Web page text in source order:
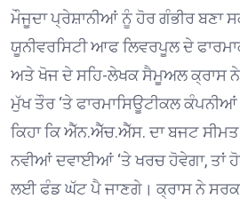
ਮੌਜੂਦਾ ਪ੍ਰੇਸ਼ਾਨੀਆਂ ਨੂੰ ਹੋਰ ਗੰਭੀਰ ਬਣਾ
ਯੂਨੀਵਰਸਿਟੀ ਆਫ ਲਿਵਰਪੂਲ ਦੇ
ਅਤੇ ਖੋਜ ਦੇ ਸਹਿ-ਲੇਖਕ ਸੈਮੂਅਲ ਕ੍ਰਾਸ ਨੇ
ਮੁੱਖ ਤੌਰ ‘ਤੇ ਫਾਰਮਾਸਿਊਟੀਕਲ
ਕਿਹਾ ਕਿ ਐੱਨ.ਐੱਚ.ਐੱਸ. ਦਾ ਬਜਟ
ਨਵੀਆਂ ਦਵਾਈਆਂ ‘ਤੇ ਖਰਚ ਹੋਵੇਗਾ, ਤਾਂ
ਲਈ ਫੰਡ ਘੱਟ ਪੈ ਜਾਣਗੇ। ਕ੍ਰਾਸ ਨੇ